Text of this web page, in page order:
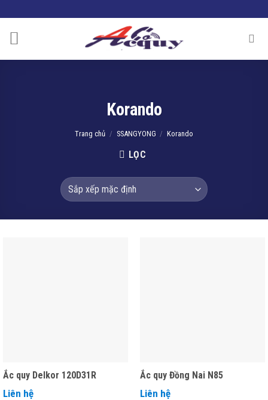
to
content
Korando
Trang chủ / SSANGYONG / Korando
LỌC
Ắc quy Delkor 120D31R
Liên hệ
Ắc quy Đồng Nai N85
Liên hệ